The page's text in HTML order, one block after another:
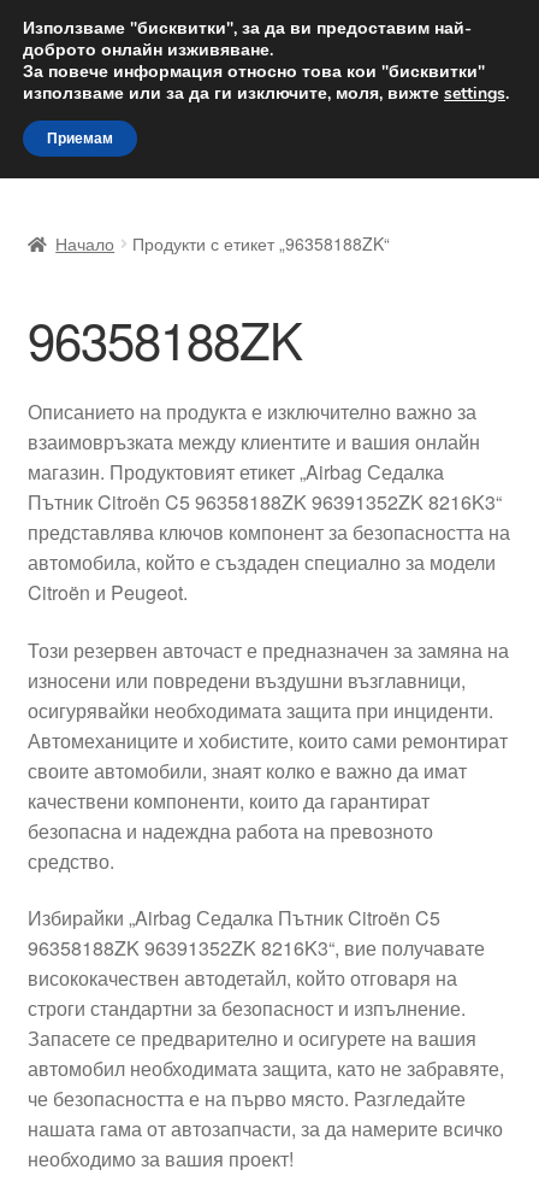
ДОСТАВКА от 12 лв.
Доставка по целия свят
Skip
to
navigation
Skip
to
content
Доставка по целия свят
Жалби
Количка
Контакт
Моята сметка
Плащанията
Политика за поверителност
Правила и условия
Процедура за рекламации
Транспорт
Начало Продукти с етикет „96358188ZK“
96358188ZK
Описанието на продукта е изключително важно за
взаимовръзката между клиентите и вашия онлайн
магазин. Продуктовият етикет „Airbag Седалка
Пътник Citroën C5 96358188ZK 96391352ZK 8216K3“
представлява ключов компонент за безопасността на
автомобила, който е създаден специално за модели
Citroën и Peugeot.
Този резервен авточаст е предназначен за замяна на
износени или повредени въздушни възглавници,
осигурявайки необходимата защита при инциденти.
Автомеханиците и хобистите, които сами ремонтират
своите автомобили, знаят колко е важно да имат
качествени компоненти, които да гарантират
безопасна и надеждна работа на превозното
средство.
Избирайки „Airbag Седалка Пътник Citroën C5
96358188ZK 96391352ZK 8216K3“, вие получавате
висококачествен автодетайл, който отговаря на
строги стандартни за безопасност и изпълнение.
Запасете се предварително и осигурете на вашия
автомобил необходимата защита, като не забравяте,
че безопасността е на първо място. Разгледайте
нашата гама от автозапчасти, за да намерите всичко
необходимо за вашия проект!
Използваме "бисквитки", за да ви предоставим най-
доброто онлайн изживяване.
За повече информация относно това кои "бисквитки"
използваме или за да ги изключите, моля, вижте settings.
Приемам